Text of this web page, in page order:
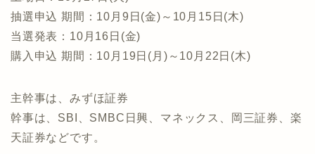
抽選申込 期間：10月9日(金)～10月15日(木)
当選発表：10月16日(金)
購入申込 期間：10月19日(月)～10月22日(木)
主幹事は、みずほ証券
幹事は、SBI、SMBC日興、マネックス、岡三証券、楽
天証券などです。